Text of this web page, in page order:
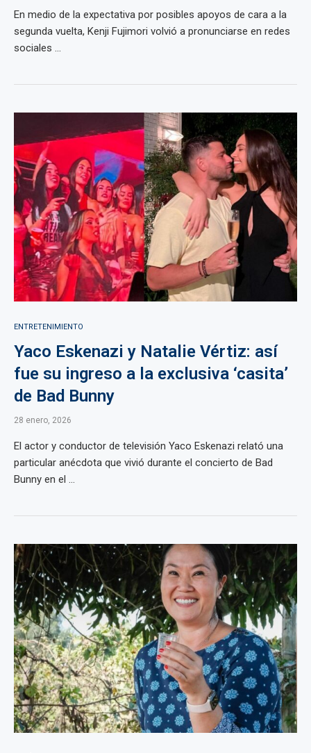
En medio de la expectativa por posibles apoyos de cara a la
segunda vuelta, Kenji Fujimori volvió a pronunciarse en redes
sociales ...
ENTRETENIMIENTO
Yaco Eskenazi y Natalie Vértiz: así
fue su ingreso a la exclusiva ‘casita’
de Bad Bunny
28 enero, 2026
El actor y conductor de televisión Yaco Eskenazi relató una
particular anécdota que vivió durante el concierto de Bad
Bunny en el ...